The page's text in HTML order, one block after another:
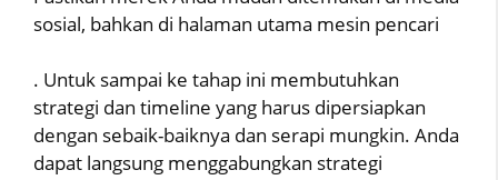
sosial, bahkan di halaman utama mesin pencari
. Untuk sampai ke tahap ini membutuhkan
strategi dan timeline yang harus dipersiapkan
dengan sebaik-baiknya dan serapi mungkin. Anda
dapat langsung menggabungkan strategi